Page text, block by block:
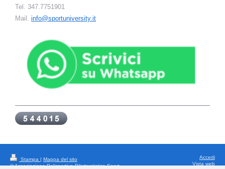
Tel. 347.7751901
Mail. info@sportuniversity.it
Stampa | Mappa del sito
© Associazione Polisportiva Dilettantistica Sport
Accedi
Vista web